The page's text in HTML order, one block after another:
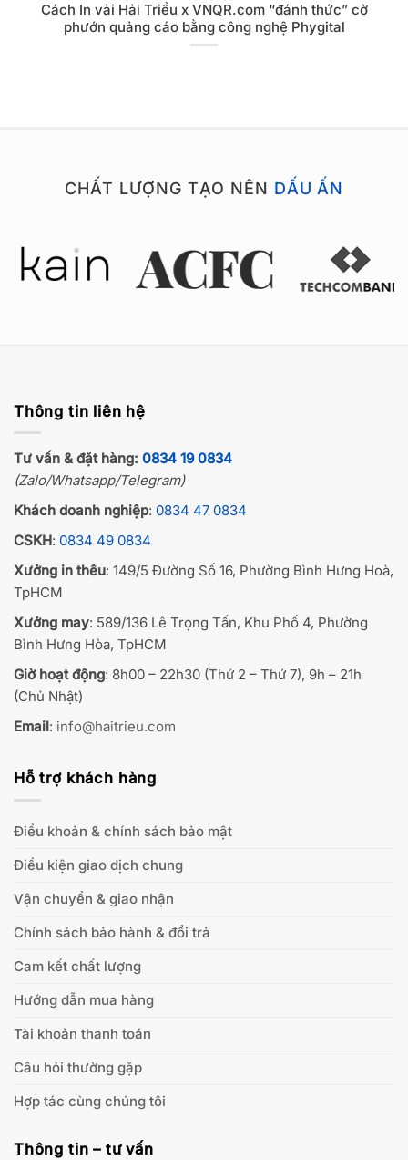
Cách In vải Hải Triều x VNQR.com “đánh thức” cờ
phướn quảng cáo bằng công nghệ Phygital
CHẤT LƯỢNG TẠO NÊN DẤU ẤN
Thông tin liên hệ
Tư vấn & đặt hàng: 0834 19 0834
(Zalo/Whatsapp/Telegram)
Khách doanh nghiệp: 0834 47 0834
CSKH: 0834 49 0834
Xưởng in thêu: 149/5 Đường Số 16, Phường Bình Hưng Hoà,
TpHCM
Xưởng may: 589/136 Lê Trọng Tấn, Khu Phố 4, Phường
Bình Hưng Hòa, TpHCM
Giờ hoạt động: 8h00 – 22h30 (Thứ 2 – Thứ 7), 9h – 21h
(Chủ Nhật)
Email: info@haitrieu.com
Hỗ trợ khách hàng
Điều khoản & chính sách bảo mật
Điều kiện giao dịch chung
Vận chuyển & giao nhận
Chính sách bảo hành & đổi trả
Cam kết chất lượng
Hướng dẫn mua hàng
Tài khoản thanh toán
Câu hỏi thường gặp
Hợp tác cùng chúng tôi
Thông tin – tư vấn